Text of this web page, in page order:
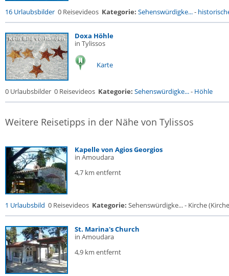
16 Urlaubsbilder 0 Reisevideos Kategorie: Sehenswürdigke...-
Doxa Höhle
in Tylissos
Karte
0 Urlaubsbilder 0 Reisevideos Kategorie: Sehenswürdigke...- Höhle
Weitere Reisetipps in der Nähe von Tylissos
Kapelle von Agios Georgios
in Amoudara
4,7 km entfernt
1 Urlaubsbild 0 Reisevideos Kategorie: Sehenswürdigke... - Kirche
St. Marina's Church
in Amoudara
4,9 km entfernt